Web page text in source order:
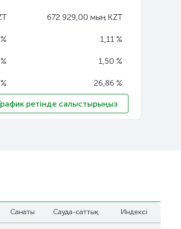
672 929,00 мың KZT
1,11 %
1,50 %
26,86 %
ретінде салыстырыңыз
Санаты Сауда-саттық Индексі